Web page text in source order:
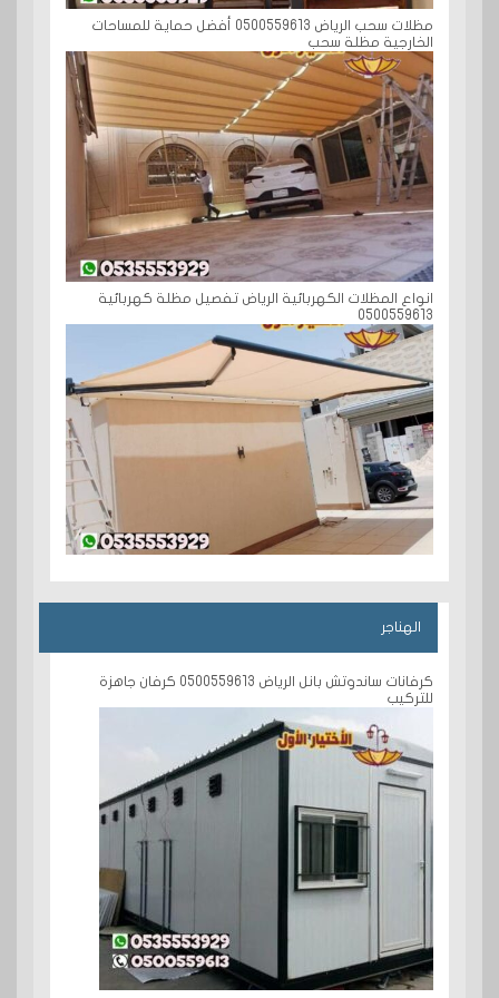
مظلات سحب الرياض 0500559613 أفضل حماية للمساحات
الخارجية مظلة سحب
انواع المظلات الكهربائية الرياض تفصيل مظلة كهربائية
0500559613
الهناجر
كرفانات ساندوتش بانل الرياض 0500559613 كرفان جاهزة
للتركيب